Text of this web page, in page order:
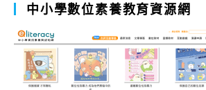
中小學數位素養教育資源網